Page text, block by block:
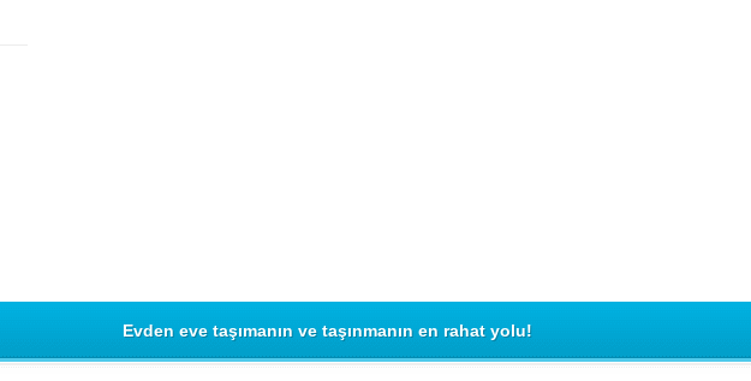
Evden eve taşımanın ve taşınmanın en rahat yolu!